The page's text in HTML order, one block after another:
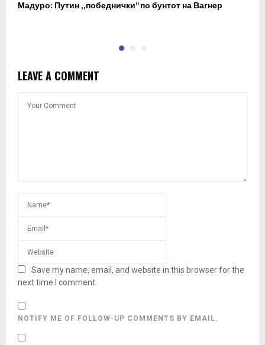
Мадуро: Путин „победнички“ по бунтот на Вагнер
LEAVE A COMMENT
Save my name, email, and website in this browser for the
next time I comment.
NOTIFY ME OF FOLLOW-UP COMMENTS BY EMAIL.